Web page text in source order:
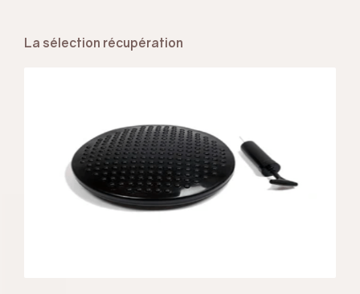
La sélection récupération